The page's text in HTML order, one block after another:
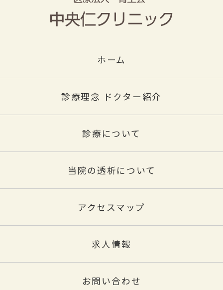
ホーム
診療理念 ドクター紹介
診療について
当院の透析について
アクセスマップ
求人情報
お問い合わせ